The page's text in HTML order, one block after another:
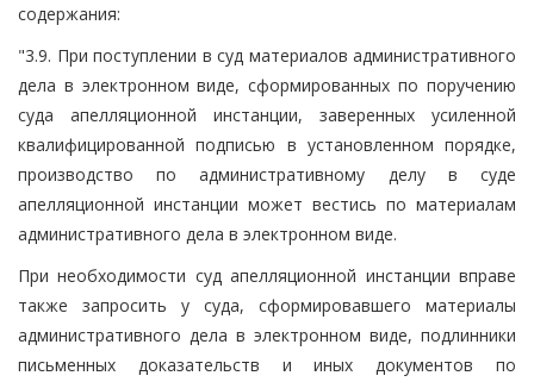
содержания:
"3.9. При поступлении в суд материалов административного
дела в электронном виде, сформированных по поручению
суда апелляционной инстанции, заверенных усиленной
квалифицированной подписью в установленном порядке,
производство по административному делу в суде
апелляционной инстанции может вестись по материалам
административного дела в электронном виде.
При необходимости суд апелляционной инстанции вправе
также запросить у суда, сформировавшего материалы
административного дела в электронном виде, подлинники
письменных доказательств и иных документов по